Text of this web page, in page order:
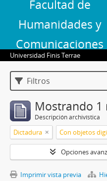
Facultad de
Humanidades y
Comunicaciones
Universidad Finis Terrae
Filtros
Mostrando 1
Descripción archivística
Dictadura Con objetos
Opciones
Imprimir vista previa